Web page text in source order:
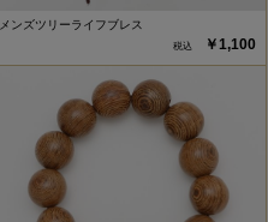
メンズツリーライフブレス
￥1,100